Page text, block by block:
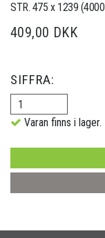
STR. 475 x 1239
409,00 DKK
SIFFRA:
Varan finns i